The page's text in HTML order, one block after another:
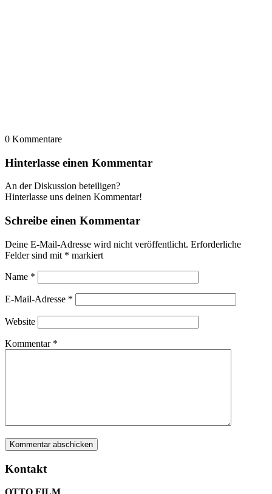
0 Kommentare
Hinterlasse einen Kommentar
An der Diskussion beteiligen?
Hinterlasse uns deinen Kommentar!
Schreibe einen Kommentar
Deine E-Mail-Adresse wird nicht veröffentlicht. Erforderliche
Felder sind mit * markiert
Name *
E-Mail-Adresse *
Website
Kommentar *
Kontakt